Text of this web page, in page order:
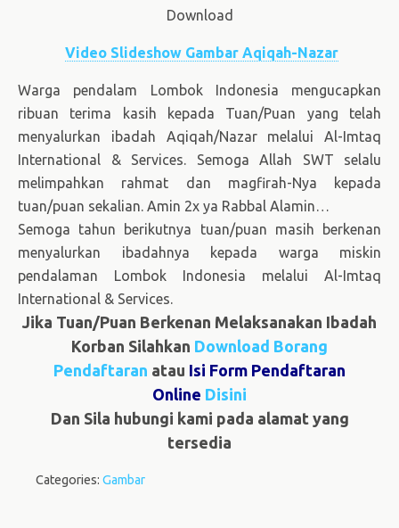
Download
Video Slideshow Gambar Aqiqah-Nazar
Warga pendalam Lombok Indonesia mengucapkan
ribuan terima kasih kepada Tuan/Puan yang telah
menyalurkan ibadah Aqiqah/Nazar melalui Al-Imtaq
International & Services. Semoga Allah SWT selalu
melimpahkan rahmat dan magfirah-Nya kepada
tuan/puan sekalian. Amin 2x ya Rabbal Alamin…
Semoga tahun berikutnya tuan/puan masih berkenan
menyalurkan ibadahnya kepada warga miskin
pendalaman Lombok Indonesia melalui Al-Imtaq
International & Services.
Jika Tuan/Puan Berkenan Melaksanakan Ibadah
Korban Silahkan Download Borang
Pendaftaran atau Isi Form Pendaftaran
Online Disini
Dan Sila hubungi kami pada alamat yang
tersedia
Categories: Gambar